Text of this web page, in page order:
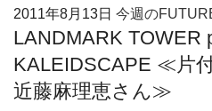
2011年8月13日 今週の
LANDMARK TOWER
KALEIDSCAPE ≪片
近藤麻理恵さん≫